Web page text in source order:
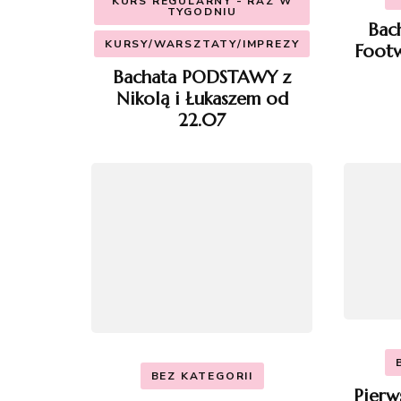
TYGODNIU
KURSY/WARSZTATY/IMPREZY
Bachata PODSTAWY z
Nikolą i Łukaszem od
22.07
BEZ KATEGORII